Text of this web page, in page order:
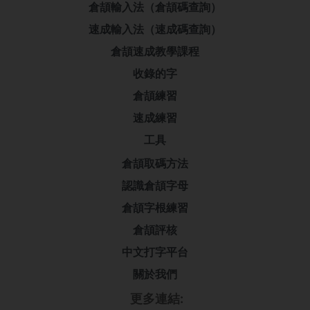
倉頡輸入法（倉頡碼查詢）
速成輸入法（速成碼查詢）
倉頡速成教學課程
收錄的字
倉頡練習
速成練習
工具
倉頡取碼方法
認識倉頡字母
倉頡字根練習
倉頡評核
中文打字平台
關於我們
更多連結: